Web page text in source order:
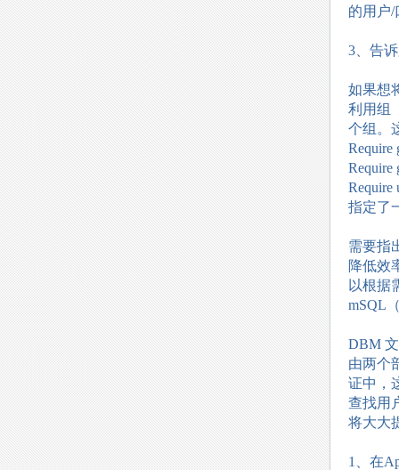
的用户/
3、告
如果想
利用组
个组。
Require
Require
Require
指定了
需要指
降低效
以根据
mSQL
DBM
由两个
证中，
查找用
将大大
1、在